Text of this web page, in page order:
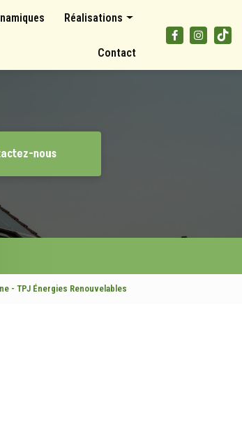
Réalisations
Panneaux photovoltaïques
Climatisations et pompes à chaleur
Contact
nous
- TPJ Énergies Renouvelables